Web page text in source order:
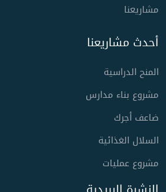
مشاريعنا
أحدث مشاريعنا
المنح الدراسية
مشروع بناء مدارس
ضاعف أجرك
السلال الغذائية
مشروع عمليات